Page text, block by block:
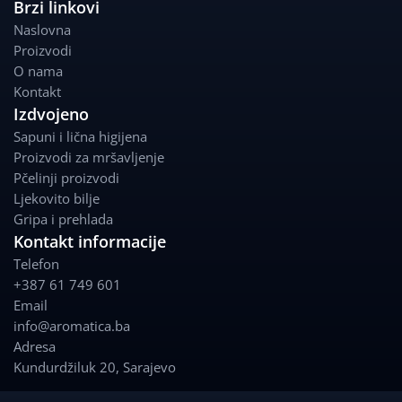
e
b
o
o
k a
m
Brzi linkovi
Naslovna
Proizvodi
O nama
Kontakt
Izdvojeno
Sapuni i lična higijena
Proizvodi za mršavljenje
Pčelinji proizvodi
Ljekovito bilje
Gripa i prehlada
Kontakt informacije
Telefon
+387 61 749 601
Email
info@aromatica.ba
Adresa
Kundurdžiluk 20, Sarajevo